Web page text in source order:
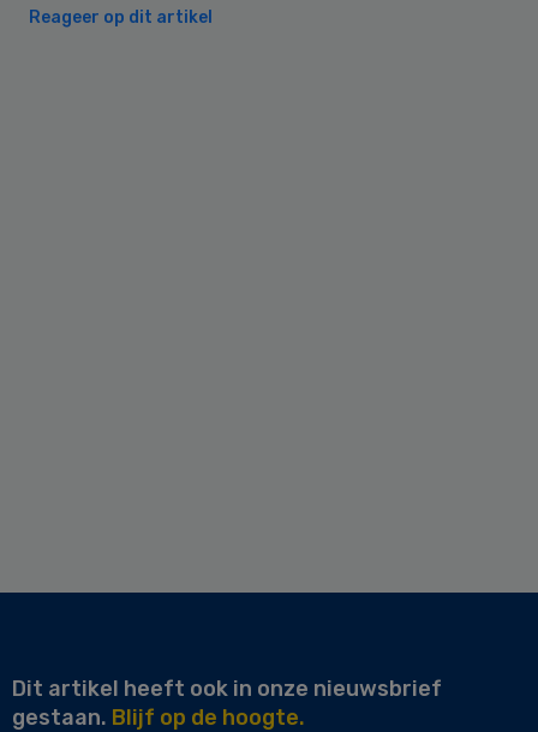
Reageer op dit artikel
Dit artikel heeft ook in onze nieuwsbrief
gestaan. Blijf op de hoogte.